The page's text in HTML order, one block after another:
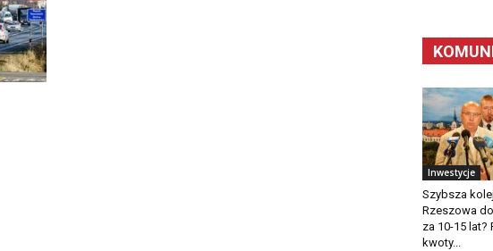
Inwestycje
Szybsza
Rzeszowa
za 10-15 lat?
kwoty...